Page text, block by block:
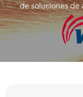
de soluciones de